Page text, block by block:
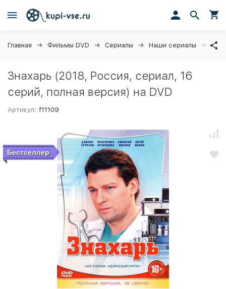
Главная Фильмы DVD Сериалы Наши сериалы
Знахарь (2018, Россия, сериал, 16
серий, полная версия) на DVD
Артикул: f11109
Бестселлер